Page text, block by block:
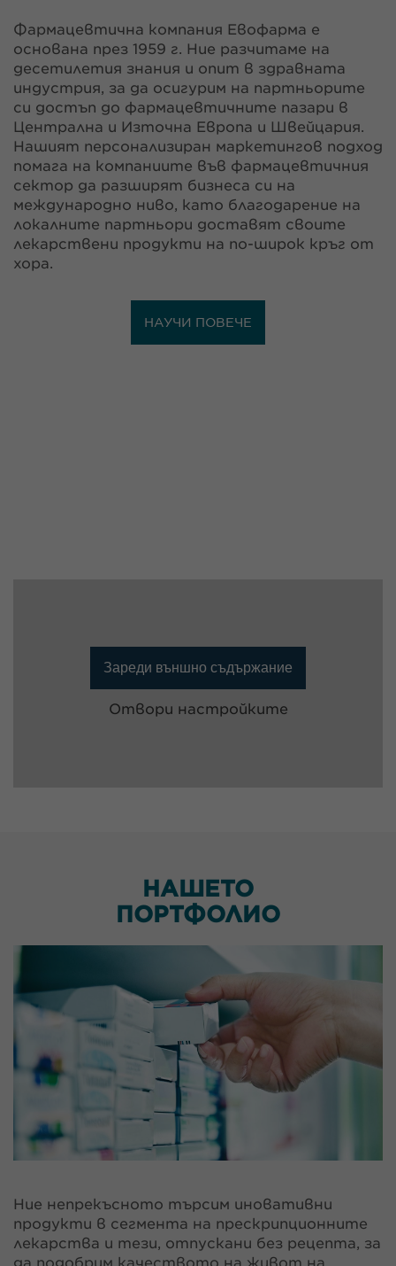
Фармацевтична компания Евофарма e
основана през 1959 г. Ние разчитаме на
десетилетия знания и опит в здравната
индустрия, за да осигурим на партньорите
си достъп до фармацевтичните пазари в
Централна и Източна Европа и Швейцария.
Нашият персонализиран маркетингов подход
помага на компаниите във фармацевтичния
сектор да разширят бизнеса си на
международно ниво, като благодарение на
локалните партньори доставят своите
лекарствени продукти на по-широк кръг от
хора.
НАУЧИ ПОВЕЧЕ
Зареди външно съдържание
Отвори настройките
НАШЕТО
ПОРТФОЛИО
Ние непрекъсното търсим иновативни
продукти в сегмента на прескрипционните
лекарства и тези, отпускани без рецепта, за
да подобрим качеството на живот на